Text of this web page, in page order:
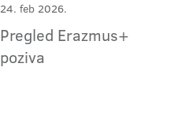
24. feb 2026.
Pregled Erazmus+
poziva